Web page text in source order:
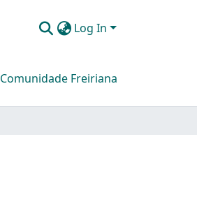
Log In
Comunidade Freiriana